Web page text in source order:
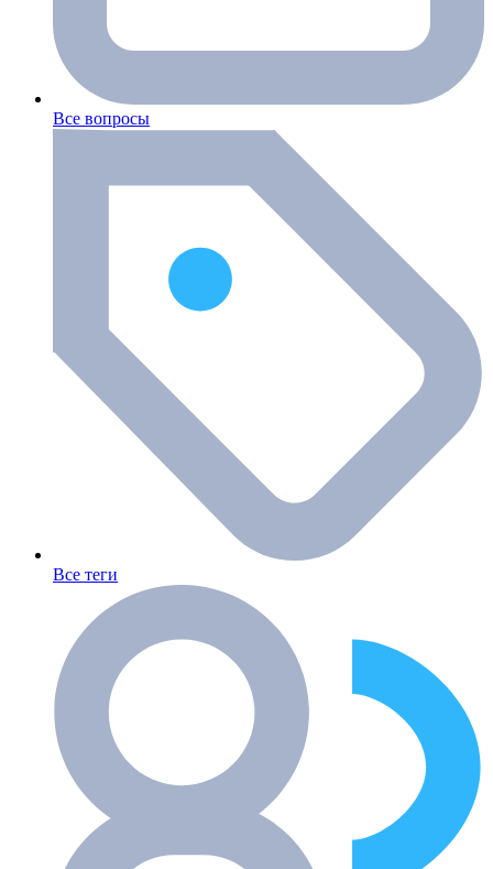
Все вопросы
Все теги